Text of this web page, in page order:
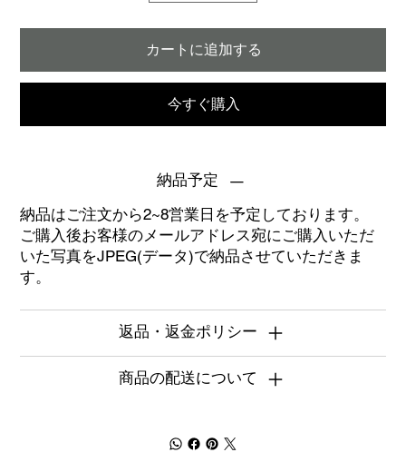
カートに追加する
今すぐ購入
納品予定
納品はご注文から2~8営業日を予定しております。
ご購入後お客様のメールアドレス宛にご購入いただ
いた写真をJPEG(データ)で納品させていただきま
す。
返品・返金ポリシー
商品の配送について